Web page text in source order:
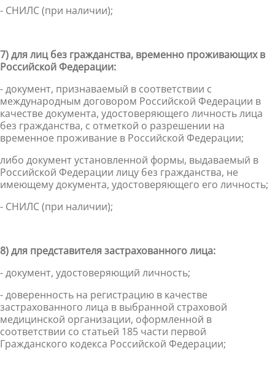
- СНИЛС (при наличии);
7) для лиц без гражданства, временно проживающих в
Российской Федерации:
- документ, признаваемый в соответствии с
международным договором Российской Федерации в
качестве документа, удостоверяющего личность лица
без гражданства, с отметкой о разрешении на
временное проживание в Российской Федерации;
либо документ установленной формы, выдаваемый в
Российской Федерации лицу без гражданства, не
имеющему документа, удостоверяющего его личность;
- СНИЛС (при наличии);
8) для представителя застрахованного лица:
- документ, удостоверяющий личность;
- доверенность на регистрацию в качестве
застрахованного лица в выбранной страховой
медицинской организации, оформленной в
соответствии со статьей 185 части первой
Гражданского кодекса Российской Федерации;